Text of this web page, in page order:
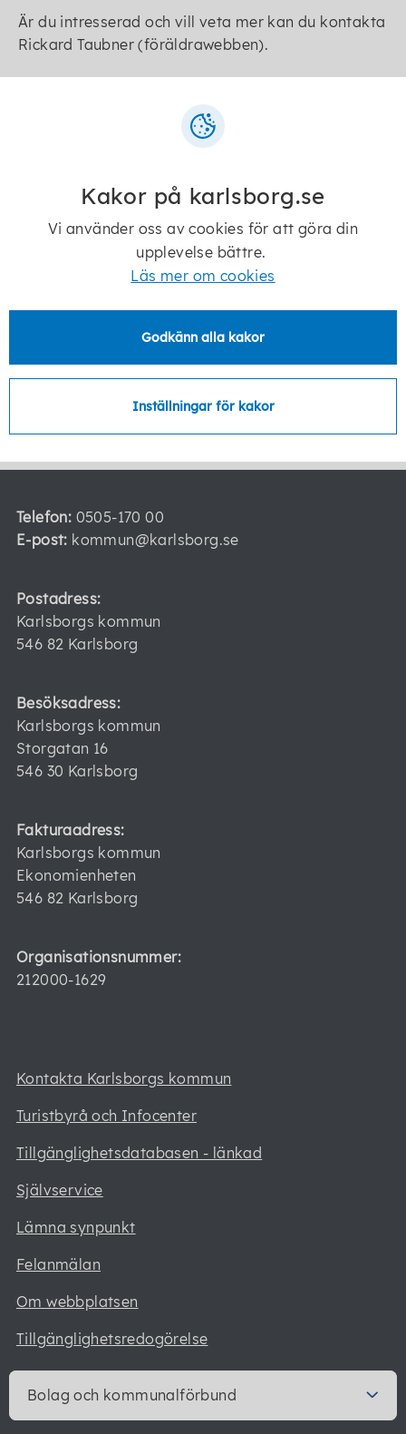
Är du intresserad och vill veta mer kan du kontakta
Rickard Taubner (föräldrawebben).
Rickard Taubner
Behandlingspedagog
0505-17014
Senast ändrad: 21 januari 2026
Telefon: 0505-170 00
E-post: kommun@karlsborg.se
Postadress:
Karlsborgs kommun
546 82 Karlsborg
Besöksadress:
Karlsborgs kommun
Storgatan 16
546 30 Karlsborg
Fakturaadress:
Karlsborgs kommun
Ekonomienheten
546 82 Karlsborg
Organisationsnummer:
212000-1629
Kontakta Karlsborgs kommun
Turistbyrå och Infocenter
Tillgänglighetsdatabasen - länkad
Självservice
Lämna synpunkt
Felanmälan
Om webbplatsen
Tillgänglighetsredogörelse
Bolag och kommunalförbund
Kakor på karlsborg.se
Vi använder oss av cookies för att göra din
upplevelse bättre.
Läs mer om cookies
Godkänn alla kakor
Inställningar för kakor